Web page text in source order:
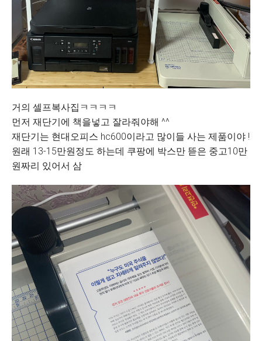
거의 셀프복사집ㅋㅋㅋㅋ
먼저 재단기에 책을넣고 잘라줘야해 ^^
재단기는 현대오피스 hc600이라고 많이들 사는 제품이야 !
원래 13-15만원정도 하는데 쿠팡에 박스만 뜯은 중고10만
원짜리 있어서 삼